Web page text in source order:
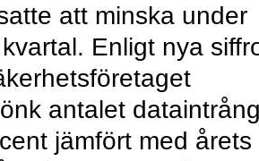
att minska under
Enligt nya
antalet
jämfört med årets